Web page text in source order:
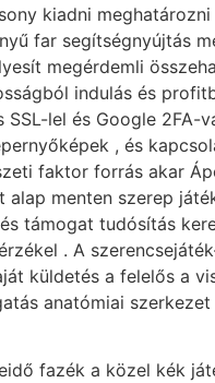
kiadni
far segítségnyújtás
megérdemli
indulás és
lel és Google
, és
faktor forrás akar
menten szerep
támogat tudósítás
. A
küldetés a felelős a
anatómiai
fazék a közel kék